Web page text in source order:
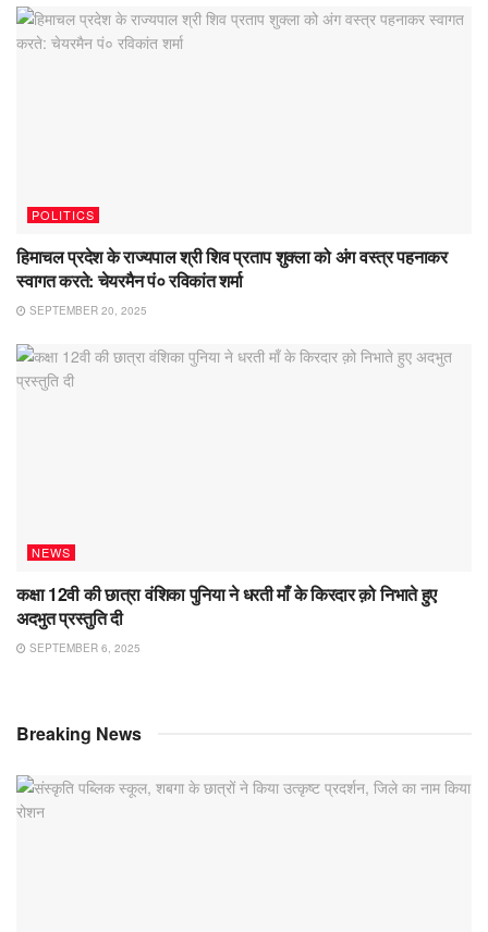
POLITICS
हिमाचल प्रदेश के राज्यपाल श्री शिव प्रताप शुक्ला को अंग वस्त्र पहनाकर
स्वागत करते: चेयरमैन पं० रविकांत शर्मा
SEPTEMBER 20, 2025
NEWS
कक्षा 12वी की छात्रा वंशिका पुनिया ने धरती माँ के किरदार क़ो निभाते हुए
अदभुत प्रस्तुति दी
SEPTEMBER 6, 2025
Breaking News